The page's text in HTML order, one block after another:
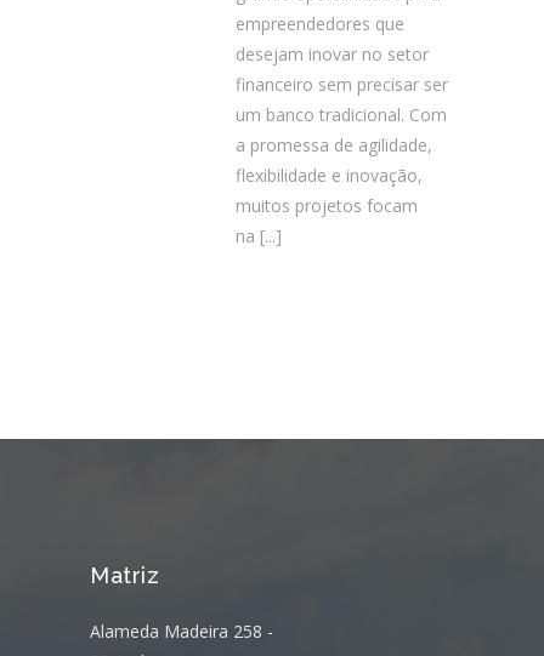
empreendedores que
desejam inovar no setor
financeiro sem precisar ser
um banco tradicional. Com
a promessa de agilidade,
flexibilidade e inovação,
muitos projetos focam
na [...]
Matriz
Alameda Madeira 258 -